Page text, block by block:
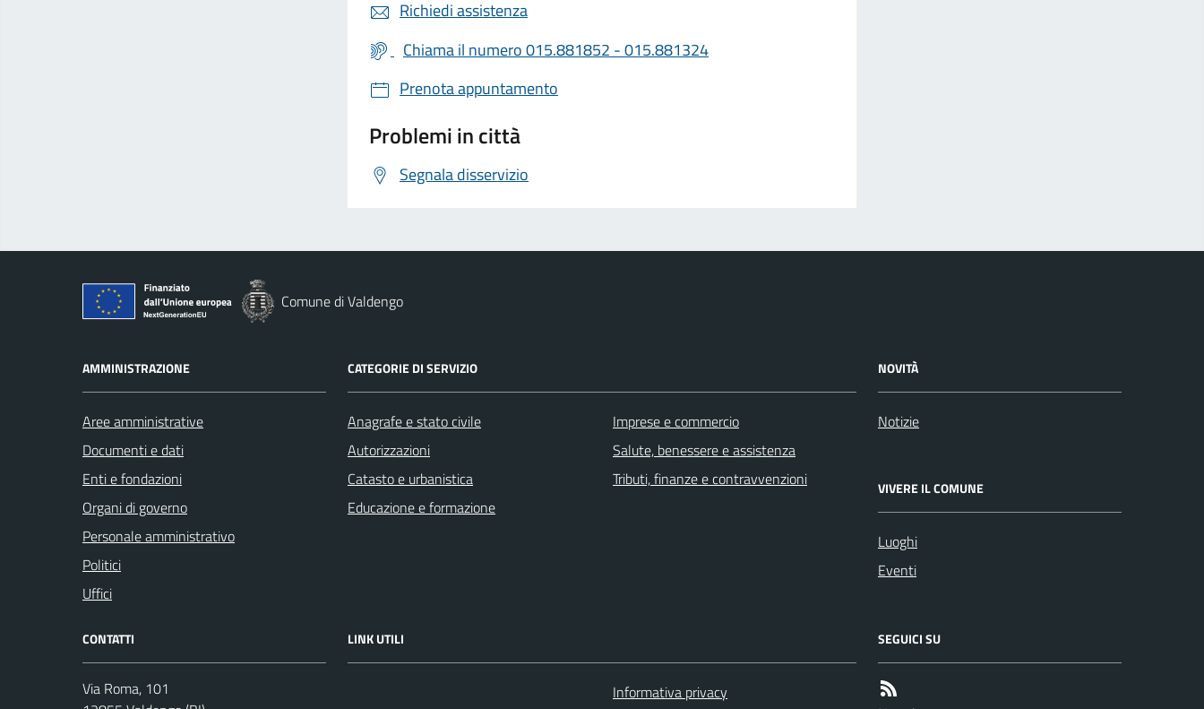
Richiedi assistenza
Chiama il numero 015.881852 - 015.881324
Prenota appuntamento
Problemi in città
Segnala disservizio
Comune di Valdengo
AMMINISTRAZIONE
Aree amministrative
Documenti e dati
Enti e fondazioni
Organi di governo
Personale amministrativo
Politici
Uffici
CATEGORIE DI SERVIZIO
Anagrafe e stato civile
Autorizzazioni
Catasto e urbanistica
Educazione e formazione
Imprese e commercio
Salute, benessere e assistenza
Tributi, finanze e contravvenzioni
NOVITÀ
Notizie
VIVERE IL COMUNE
Luoghi
Eventi
CONTATTI
Via Roma, 101
LINK UTILI
Informativa privacy
SEGUICI SU